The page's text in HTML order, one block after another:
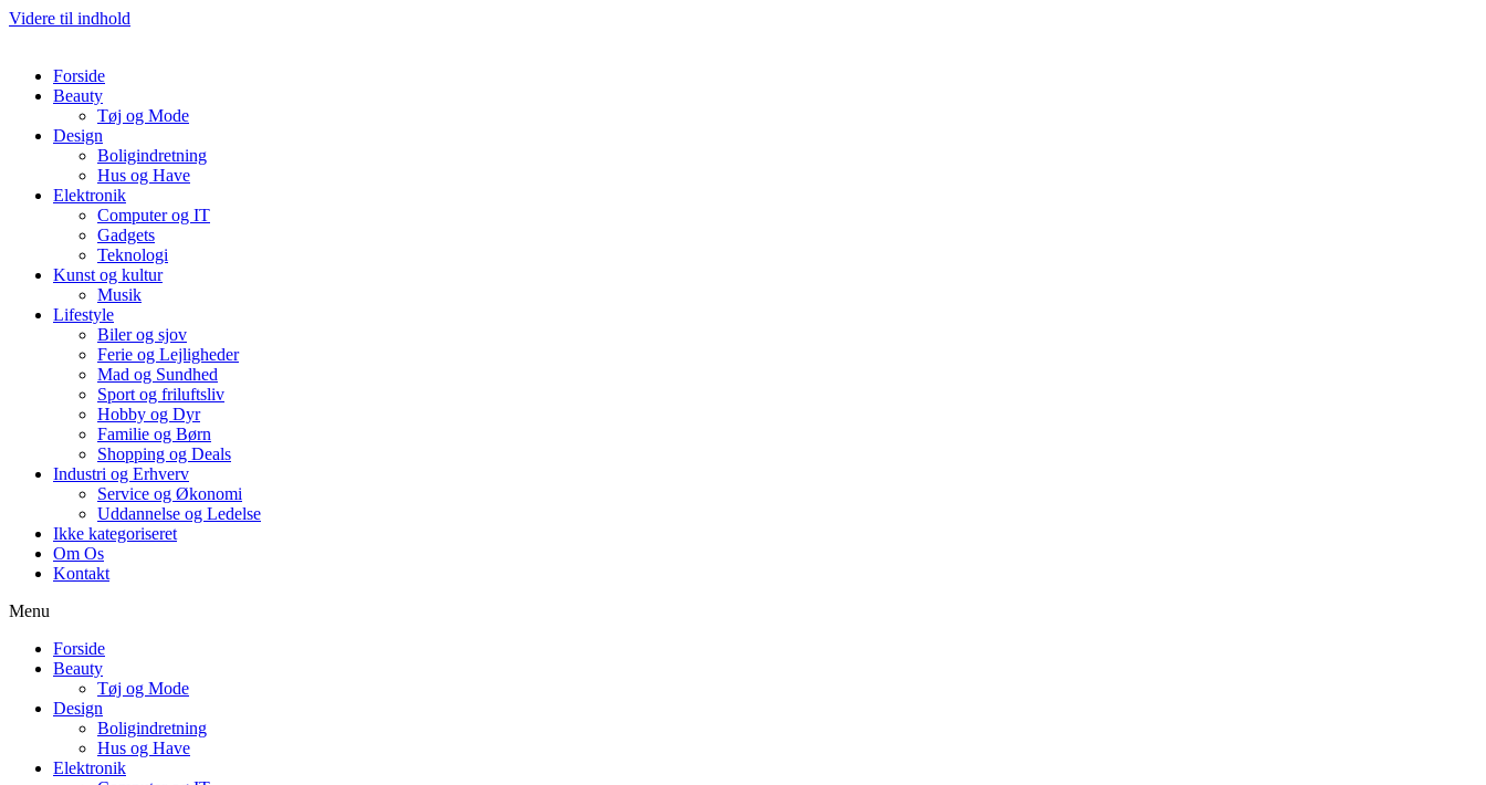
Videre til indhold
Forside
Beauty
Tøj og Mode
Design
Boligindretning
Hus og Have
Elektronik
Computer og IT
Gadgets
Teknologi
Kunst og kultur
Musik
Lifestyle
Biler og sjov
Ferie og Lejligheder
Mad og Sundhed
Sport og friluftsliv
Hobby og Dyr
Familie og Børn
Shopping og Deals
Industri og Erhverv
Service og Økonomi
Uddannelse og Ledelse
Ikke kategoriseret
Om Os
Kontakt
Menu
Forside
Beauty
Tøj og Mode
Design
Boligindretning
Hus og Have
Elektronik